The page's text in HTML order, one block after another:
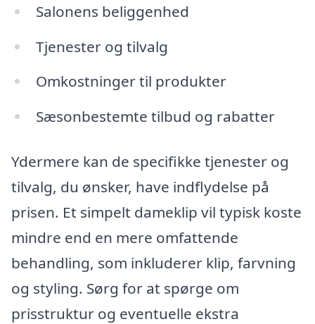
Salonens beliggenhed
Tjenester og tilvalg
Omkostninger til produkter
Sæsonbestemte tilbud og rabatter
Ydermere kan de specifikke tjenester og
tilvalg, du ønsker, have indflydelse på
prisen. Et simpelt dameklip vil typisk koste
mindre end en mere omfattende
behandling, som inkluderer klip, farvning
og styling. Sørg for at spørge om
prisstruktur og eventuelle ekstra